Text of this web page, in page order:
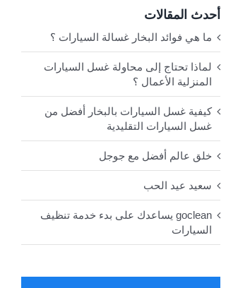
أحدث المقالات
ما هي فوائد البخار غسالة السيارات ؟
لماذا تحتاج إلى محاولة غسل السيارات
المنزلية الأعمال ؟
كيفية غسل السيارات بالبخار أفضل من
غسل السيارات التقليدية
خلق عالم أفضل مع جوجل
سعيد عيد الحب
goclean يساعدك على بدء خدمة تنظيف
السيارات